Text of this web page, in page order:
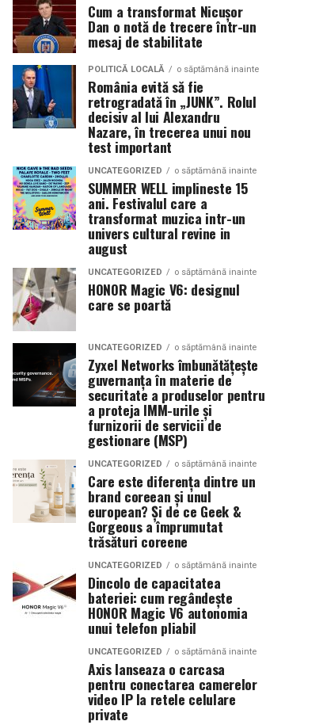
Cum a transformat Nicușor
Dan o notă de trecere într-un
mesaj de stabilitate
POLITICĂ LOCALĂ o săptămână inainte
România evită să fie
retrogradată în „JUNK”. Rolul
decisiv al lui Alexandru
Nazare, în trecerea unui nou
test important
UNCATEGORIZED o săptămână inainte
SUMMER WELL implineste 15
ani. Festivalul care a
transformat muzica intr-un
univers cultural revine in
august
UNCATEGORIZED o săptămână inainte
HONOR Magic V6: designul
care se poartă
UNCATEGORIZED o săptămână inainte
Zyxel Networks îmbunătățește
guvernanța în materie de
securitate a produselor pentru
a proteja IMM-urile și
furnizorii de servicii de
gestionare (MSP)
UNCATEGORIZED o săptămână inainte
Care este diferența dintre un
brand coreean și unul
european? Și de ce Geek &
Gorgeous a împrumutat
trăsături coreene
UNCATEGORIZED o săptămână inainte
Dincolo de capacitatea
bateriei: cum regândește
HONOR Magic V6 autonomia
unui telefon pliabil
UNCATEGORIZED o săptămână inainte
Axis lanseaza o carcasa
pentru conectarea camerelor
video IP la retele celulare
private